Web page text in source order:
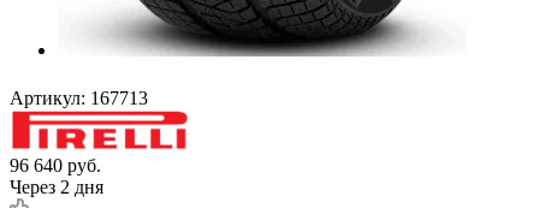
Артикул: 167713
96 640 руб.
Через 2 дня